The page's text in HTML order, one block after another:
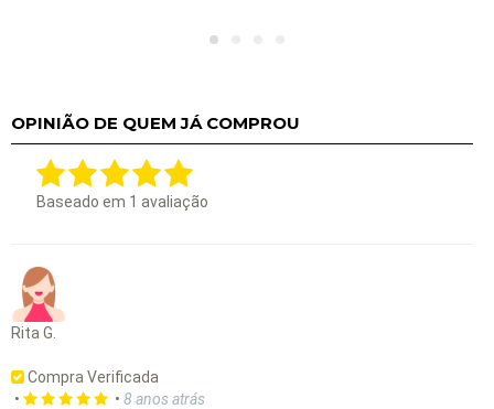
OPINIÃO DE QUEM JÁ COMPROU
Baseado em 1 avaliação
Rita G.
Compra Verificada
•
• 8 anos atrás